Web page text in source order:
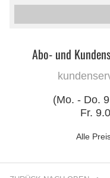
Abo- und
(Mo. - Do.
Fr.
Alle